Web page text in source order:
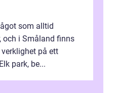
som alltid
och i Småland finns
på ett
park, be...